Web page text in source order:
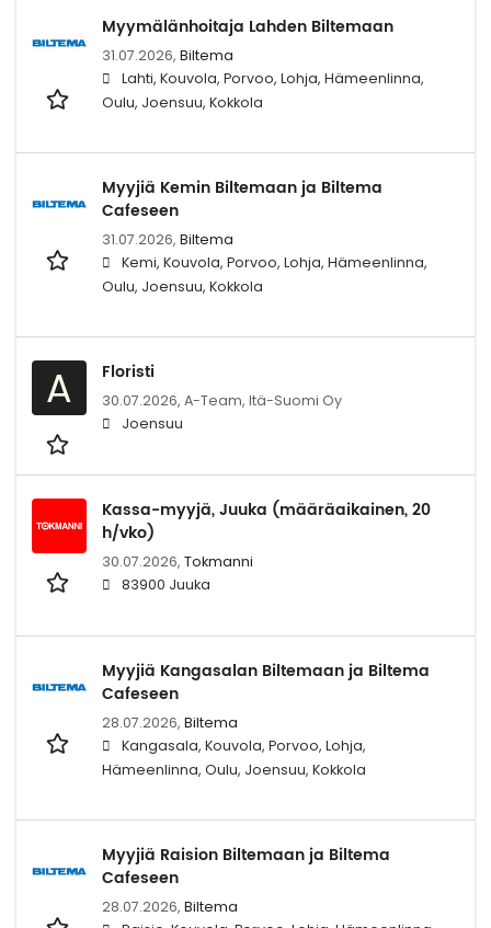
Myymälänhoitaja Lahden Biltemaan
31.07.2026, Biltema
Lahti, Kouvola, Porvoo, Lohja, Hämeenlinna,
Oulu, Joensuu, Kokkola
Myyjiä Kemin Biltemaan ja Biltema
Cafeseen
31.07.2026, Biltema
Kemi, Kouvola, Porvoo, Lohja, Hämeenlinna,
Oulu, Joensuu, Kokkola
A Floristi
30.07.2026, A-Team, Itä-Suomi Oy
Joensuu
Kassa-myyjä, Juuka (määräaikainen, 20
h/vko)
30.07.2026, Tokmanni
83900 Juuka
Myyjiä Kangasalan Biltemaan ja Biltema
Cafeseen
28.07.2026, Biltema
Kangasala, Kouvola, Porvoo, Lohja,
Hämeenlinna, Oulu, Joensuu, Kokkola
Myyjiä Raision Biltemaan ja Biltema
Cafeseen
28.07.2026, Biltema